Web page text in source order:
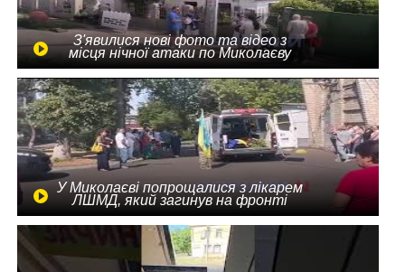
З'явилися нові фото та відео з
місця нічної атаки по Миколаєву
У Миколаєві попрощалися з лікарем
ЛШМД, який загинув на фронті